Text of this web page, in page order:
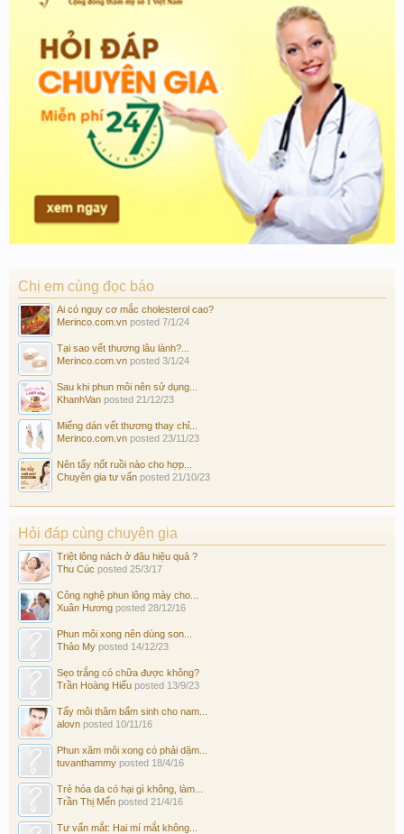
Chị em cùng đọc báo
Ai có nguy cơ mắc cholesterol cao?
Merinco.com.vn posted 7/1/24
Tại sao vết thương lâu lành?...
Merinco.com.vn posted 3/1/24
Sau khi phun môi nên sử dụng...
KhanhVan posted 21/12/23
Miếng dán vết thương thay chỉ...
Merinco.com.vn posted 23/11/23
Nên tẩy nốt ruồi nào cho hợp...
Chuyên gia tư vấn posted 21/10/23
Hỏi đáp cùng chuyên gia
Triệt lông nách ở đâu hiệu quả ?
Thu Cúc posted 25/3/17
Công nghệ phun lông mày cho...
Xuân Hương posted 28/12/16
Phun môi xong nên dùng son...
Thảo My posted 14/12/23
Sẹo trắng có chữa được không?
Trần Hoàng Hiếu posted 13/9/23
Tẩy môi thâm bẩm sinh cho nam...
alovn posted 10/11/16
Phun xăm môi xong có phải dặm...
tuvanthammy posted 18/4/16
Trẻ hóa da có hại gì không, làm...
Trần Thị Mến posted 21/4/16
Tư vấn mắt: Hai mí mắt không...